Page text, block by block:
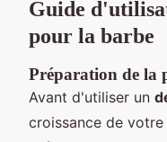
Guide
pour la barbe
Préparation de la
Avant d'utiliser un
croissance de